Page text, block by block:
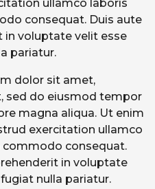
ullamco laboris
consequat. Duis aute
in voluptate velit esse
pariatur.
dolor sit amet,
sed do eiusmod tempor
magna aliqua. Ut enim
exercitation ullamco
commodo consequat.
in voluptate
nulla pariatur.